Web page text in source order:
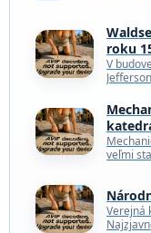
roku
V
veľmi
Verejná